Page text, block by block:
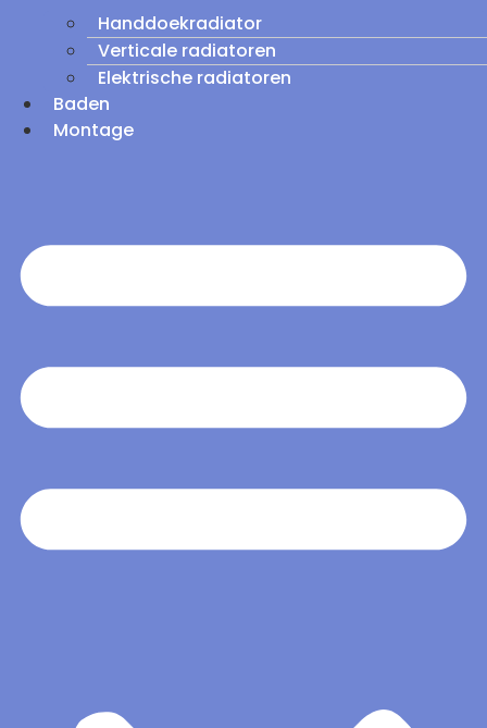
Handdoekradiator
Verticale radiatoren
Elektrische radiatoren
Baden
Montage